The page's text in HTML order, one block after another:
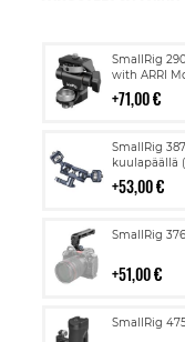
SmallRig
with ARRI
71,00 €
Lisää
SmallRig
kuulapäällä
53,00 €
Lisää
SmallRig
51,00 €
Lisää
SmallRig
Lisää